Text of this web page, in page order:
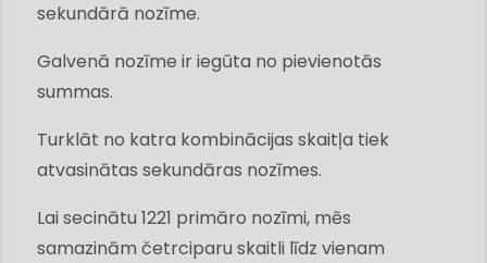
sekundārā nozīme.
Galvenā nozīme ir iegūta no pievienotās
summas.
Turklāt no katra kombinācijas skaitļa tiek
atvasinātas sekundāras nozīmes.
Lai secinātu 1221 primāro nozīmi, mēs
samazinām četrciparu skaitli līdz vienam